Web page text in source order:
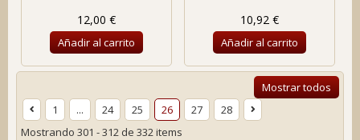
12,00 €
Añadir al carrito
10,92 €
Añadir al carrito
Mostrar todos
1
... 24 25 26 27
28
Mostrando 301 - 312 de 332 items